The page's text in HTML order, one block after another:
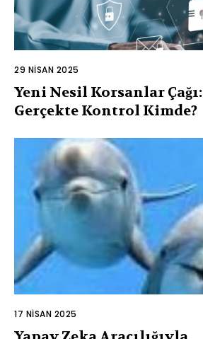
29 NISAN 2025
Yeni Nesil Korsanlar Çağı:
Gerçekte Kontrol Kimde?
17 NISAN 2025